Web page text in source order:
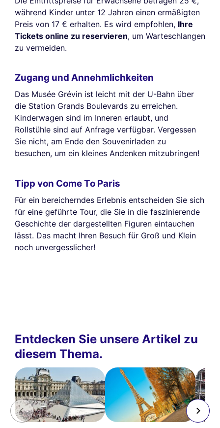
während Kinder unter 12 Jahren einen ermäßigten
Preis von 17 € erhalten. Es wird empfohlen, Ihre
Tickets online zu reservieren, um Warteschlangen
zu vermeiden.
Zugang und Annehmlichkeiten
Das Musée Grévin ist leicht mit der U-Bahn über
die Station Grands Boulevards zu erreichen.
Kinderwagen sind im Inneren erlaubt, und
Rollstühle sind auf Anfrage verfügbar. Vergessen
Sie nicht, am Ende den Souvenirladen zu
besuchen, um ein kleines Andenken mitzubringen!
Tipp von Come To Paris
Für ein bereicherndes Erlebnis entscheiden Sie sich
für eine geführte Tour, die Sie in die faszinierende
Geschichte der dargestellten Figuren eintauchen
lässt. Das macht Ihren Besuch für Groß und Klein
noch unvergesslicher!
Entdecken Sie unsere Artikel zu
diesem Thema.